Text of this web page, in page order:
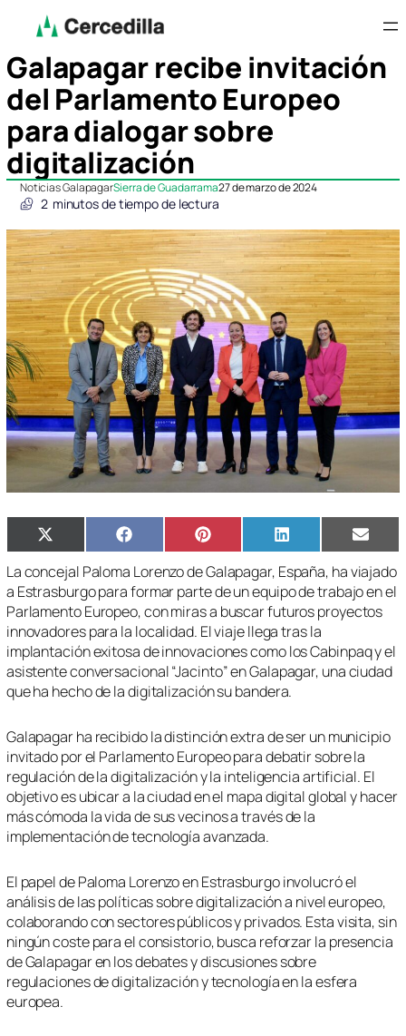
Galapagar recibe invitación
del Parlamento Europeo
para dialogar sobre
digitalización
Noticias GalapagarSierra de Guadarrama27 de marzo de 2024
2 minutos de tiempo de lectura
Compartir
en
X
(Twitter)
Compartir
en
Facebook Compartir
en
Pinterest Compartir
en
LinkedIn
en
Email
La concejal Paloma Lorenzo de Galapagar, España, ha viajado
a Estrasburgo para formar parte de un equipo de trabajo en el
Parlamento Europeo, con miras a buscar futuros proyectos
innovadores para la localidad. El viaje llega tras la
implantación exitosa de innovaciones como los Cabinpaq y el
asistente conversacional “Jacinto” en Galapagar, una ciudad
que ha hecho de la digitalización su bandera.
Galapagar ha recibido la distinción extra de ser un municipio
invitado por el Parlamento Europeo para debatir sobre la
regulación de la digitalización y la inteligencia artificial. El
objetivo es ubicar a la ciudad en el mapa digital global y hacer
más cómoda la vida de sus vecinos a través de la
implementación de tecnología avanzada.
El papel de Paloma Lorenzo en Estrasburgo involucró el
análisis de las políticas sobre digitalización a nivel europeo,
colaborando con sectores públicos y privados. Esta visita, sin
ningún coste para el consistorio, busca reforzar la presencia
de Galapagar en los debates y discusiones sobre
regulaciones de digitalización y tecnología en la esfera
europea.